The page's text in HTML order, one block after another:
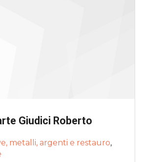
Giudici Roberto
metalli, argenti e restauro,